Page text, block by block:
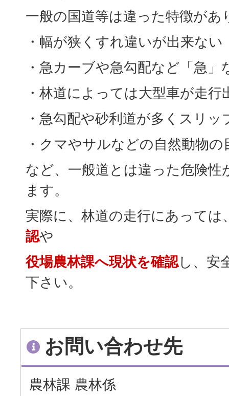
一般の国道等は違った特徴があ
・幅が狭くすれ違いが出来ない
・急カーブや急勾配など「急」
・林道によっては大型車が走行
・急勾配や砂利道が多くスリッ
・クマやサルなどの自然動物の
など、一般道とは違った危険性
ます。
実際に、林道の走行にあっては
認や
役場農林課へ現状を確認し、安
下さい。
お問い合わせ先
農林課 農林係